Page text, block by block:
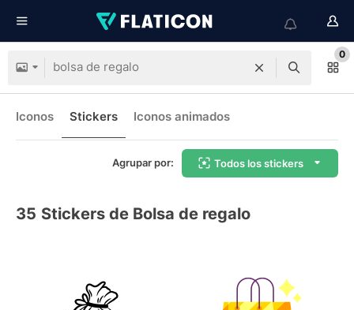
0
Iconos Stickers Iconos animados
Agrupar por: Todos los stickers
35 Stickers de Bolsa de regalo